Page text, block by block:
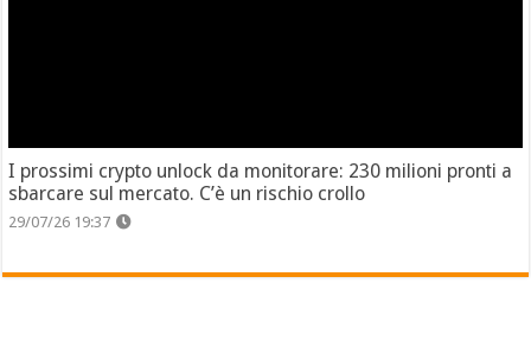
I prossimi crypto unlock da monitorare: 230 milioni pronti a
sbarcare sul mercato. C’è un rischio crollo
29/07/26 19:37